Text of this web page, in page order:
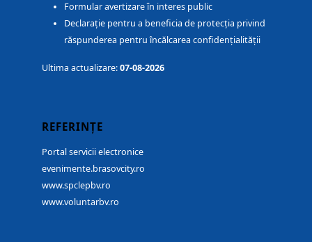
Formular avertizare în interes public
Declarație pentru a beneficia de protecția privind
răspunderea pentru încălcarea confidențialității
Ultima actualizare:07-08-2026
REFERINȚE
Portal servicii electronice
evenimente.brasovcity.ro
www.spclepbv.ro
www.voluntarbv.ro